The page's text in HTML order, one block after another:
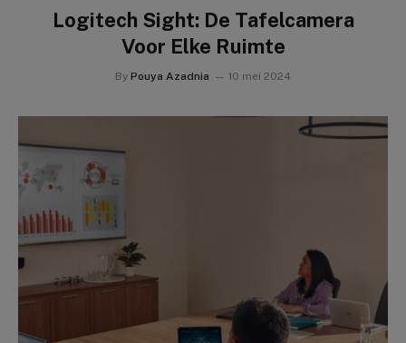
Logitech Sight: De Tafelcamera
Voor Elke Ruimte
By Pouya Azadnia 10 mei 2024